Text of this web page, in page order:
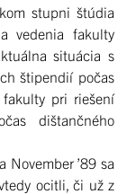
stupni štúdia
vedenia fakulty
situácia s
štipendií počas
pri riešení
dištančného
November ’89 sa
ocitli, či už z